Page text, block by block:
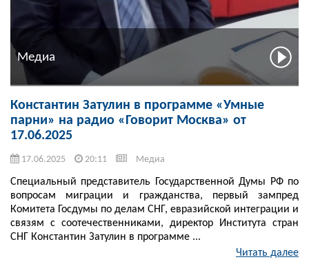
Медиа
Константин Затулин в программе «Умные
парни» на радио «Говорит Москва» от
17.06.2025
17.06.2025 20:11 Медиа
Специальный представитель Государственной Думы РФ по
вопросам миграции и гражданства, первый зампред
Комитета Госдумы по делам СНГ, евразийской интеграции и
связям с соотечественниками, директор Института стран
СНГ Константин Затулин в программе ...
Читать далее